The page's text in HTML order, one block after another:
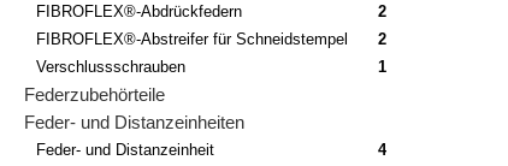
FIBROFLEX®-Abdrückfedern
2
FIBROFLEX®-Abstreifer für Schneidstempel
2
Verschlussschrauben
1
Federzubehörteile
Feder- und Distanzeinheiten
Feder- und Distanzeinheit
4